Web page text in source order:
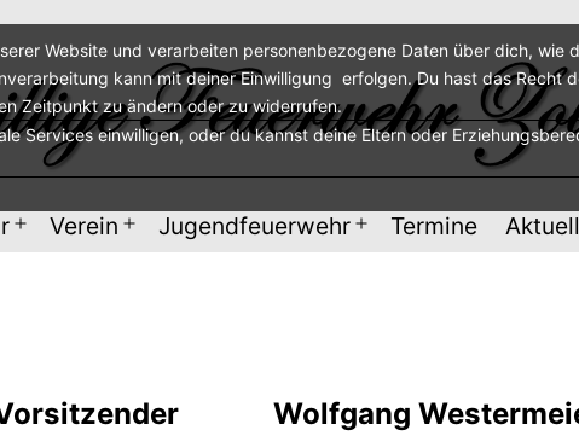
MenüVerein MenüJugendfeuerwehr MenüTermine
Wolfgang
Website und verarbeiten personenbezogene Daten über dich, wie
kann mit deiner Einwilligung erfolgen. Du hast das Recht
Zeitpunkt zu ändern oder zu widerrufen.
Services einwilligen, oder du kannst deine Eltern oder